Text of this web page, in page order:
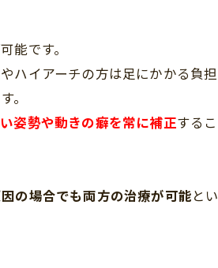
能です。
ハイアーチの方は足にかかる負担
。
姿勢や動きの癖を常に補正するこ
の場合でも両方の治療が可能とい